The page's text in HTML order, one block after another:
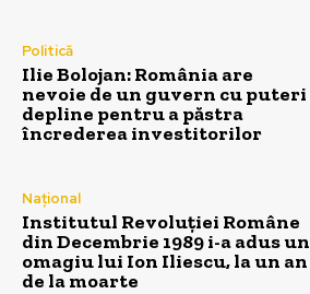
Politică
Ilie Bolojan: România are
nevoie de un guvern cu puteri
depline pentru a păstra
încrederea investitorilor
Național
Institutul Revoluției Române
din Decembrie 1989 i-a adus un
omagiu lui Ion Iliescu, la un an
de la moarte